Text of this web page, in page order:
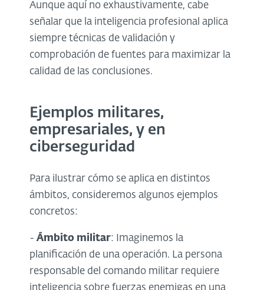
Aunque aquí no exhaustivamente, cabe
señalar que la inteligencia profesional aplica
siempre técnicas de validación y
comprobación de fuentes para maximizar la
calidad de las conclusiones.
Ejemplos militares,
empresariales, y en
ciberseguridad
Para ilustrar cómo se aplica en distintos
ámbitos, consideremos algunos ejemplos
concretos:
- Ámbito militar: Imaginemos la
planificación de una operación. La persona
responsable del comando militar requiere
inteligencia sobre fuerzas enemigas en una